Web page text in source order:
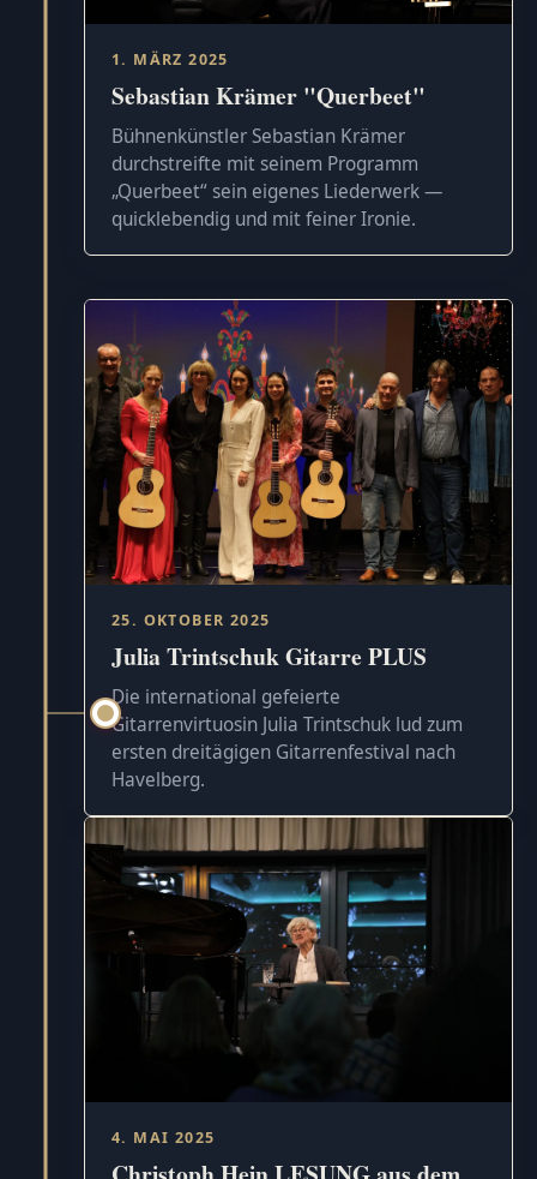
1. MÄRZ 2025
Sebastian Krämer "Querbeet"
Bühnenkünstler Sebastian Krämer
durchstreifte mit seinem Programm
„Querbeet“ sein eigenes Liederwerk —
quicklebendig und mit feiner Ironie.
25. OKTOBER 2025
Julia Trintschuk Gitarre PLUS
Die international gefeierte
Gitarrenvirtuosin Julia Trintschuk lud zum
ersten dreitägigen Gitarrenfestival nach
Havelberg.
4. MAI 2025